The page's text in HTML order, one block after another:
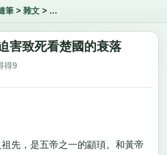
筆> 雜文> 從屈原受迫害致死看楚國的衰落
害致死看楚國的衰落
得9
，是五帝之一的顓頊。和黃帝